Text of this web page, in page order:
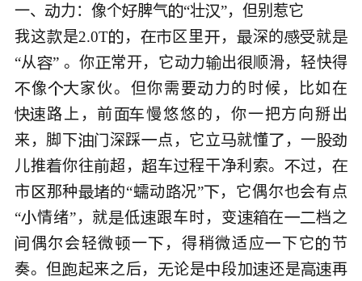
一、 力：像个脾气“壮”，但别惹它
我这是2.0T ， 区里， 深的就
“从” 。你常开，它动力出顺滑，轻快得
像家伙。但你需要 力的时候，比如在
路上，前 慢悠悠的，你一把方向掰出
来，脚下 深踩点，它立就懂  ，一
儿推你往超，车程干净利索。过，
市  那种的“蠕动况”  ，它偶尔也会有点
“情绪”，就低跟车时，变在档之
 偶尔会轻微一  ，得稍微适应下它 节
奏。但 起来之后， 论是段加还是再